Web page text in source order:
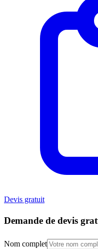
Devis gratuit
Demande de devis
Nom complet